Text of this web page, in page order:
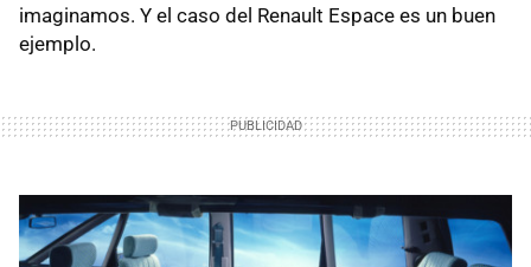
imaginamos. Y el caso del Renault Espace es un buen
ejemplo.